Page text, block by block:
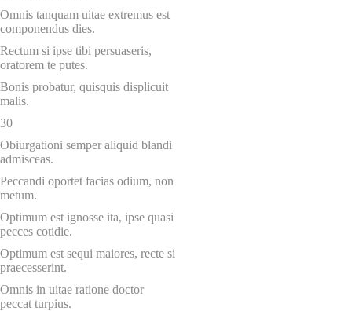
Omnis tanquam uitae extremus est
componendus dies.
Rectum si ipse tibi persuaseris,
oratorem te putes.
Bonis probatur, quisquis displicuit
malis.
30
Obiurgationi semper aliquid blandi
admisceas.
Peccandi oportet facias odium, non
metum.
Optimum est ignosse ita, ipse quasi
pecces cotidie.
Optimum est sequi maiores, recte si
praecesserint.
Omnis in uitae ratione doctor
peccat turpius.